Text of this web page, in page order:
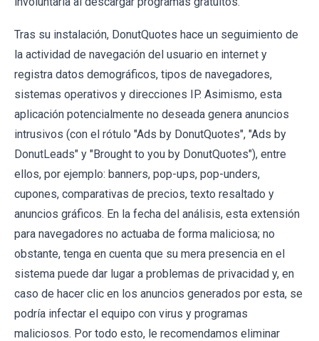
Tras su instalación, DonutQuotes hace un seguimiento de
la actividad de navegación del usuario en internet y
registra datos demográficos, tipos de navegadores,
sistemas operativos y direcciones IP. Asimismo, esta
aplicación potencialmente no deseada genera anuncios
intrusivos (con el rótulo "Ads by DonutQuotes", "Ads by
DonutLeads" y "Brought to you by DonutQuotes"), entre
ellos, por ejemplo: banners, pop-ups, pop-unders,
cupones, comparativas de precios, texto resaltado y
anuncios gráficos. En la fecha del análisis, esta extensión
para navegadores no actuaba de forma maliciosa; no
obstante, tenga en cuenta que su mera presencia en el
sistema puede dar lugar a problemas de privacidad y, en
caso de hacer clic en los anuncios generados por esta, se
podría infectar el equipo con virus y programas
maliciosos. Por todo esto, le recomendamos eliminar